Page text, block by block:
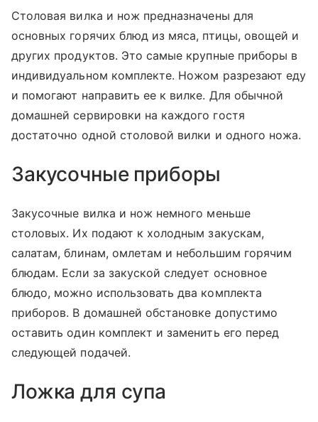
Столовая вилка и нож предназначены для
основных горячих блюд из мяса, птицы, овощей и
других продуктов. Это самые крупные приборы в
индивидуальном комплекте. Ножом разрезают еду
и помогают направить ее к вилке. Для обычной
домашней сервировки на каждого гостя
достаточно одной столовой вилки и одного ножа.
Закусочные приборы
Закусочные вилка и нож немного меньше
столовых. Их подают к холодным закускам,
салатам, блинам, омлетам и небольшим горячим
блюдам. Если за закуской следует основное
блюдо, можно использовать два комплекта
приборов. В домашней обстановке допустимо
оставить один комплект и заменить его перед
следующей подачей.
Ложка для супа